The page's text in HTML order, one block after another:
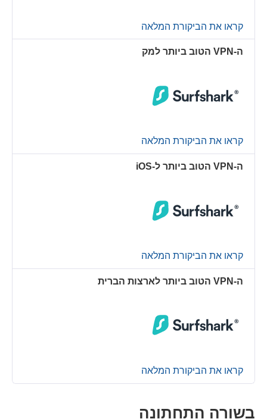
קראו את הביקורת המלאה
ה-VPN הטוב ביותר למק
קראו את הביקורת המלאה
ה-VPN הטוב ביותר ל-iOS
קראו את הביקורת המלאה
ה-VPN הטוב ביותר לארצות הברית
קראו את הביקורת המלאה
בשורה התחתונה